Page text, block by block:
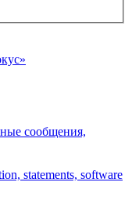
сообщения,
statements, software